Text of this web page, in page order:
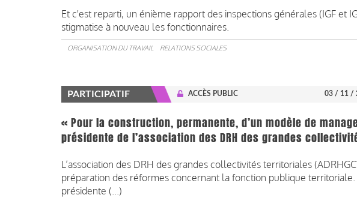
Et c'est reparti, un énième rapport des inspections générales (IGF et
stigmatise à nouveau les fonctionnaires.
ORGANISATION DU TRAVAIL RELATIONS SOCIALES
PARTICIPATIF ACCÈS PUBLIC 03 / 11 /
« Pour la construction, permanente, d’un modèle de
présidente de l’association des DRH des grandes
L’association des DRH des grandes collectivités territoriales
préparation des réformes concernant la fonction publique
présidente (...)